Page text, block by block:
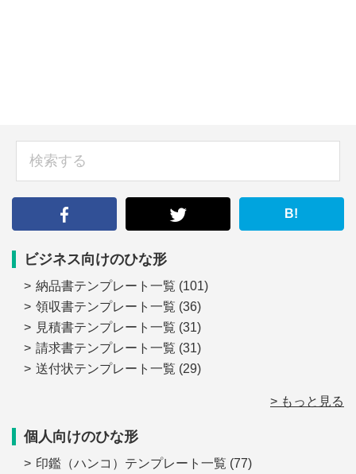
B!
ビジネス向けのひな形
納品書テンプレート一覧 (101)
領収書テンプレート一覧 (36)
見積書テンプレート一覧 (31)
請求書テンプレート一覧 (31)
送付状テンプレート一覧 (29)
> もっと見る
個人向けのひな形
印鑑（ハンコ）テンプレート一覧 (77)